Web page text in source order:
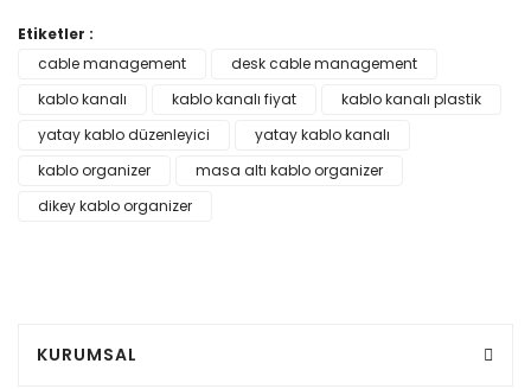
Etiketler :
cable management
desk cable management
kablo kanalı
kablo kanalı fiyat
kablo kanalı plastik
yatay kablo düzenleyici
yatay kablo kanalı
kablo organizer
masa altı kablo organizer
dikey kablo organizer
KURUMSAL